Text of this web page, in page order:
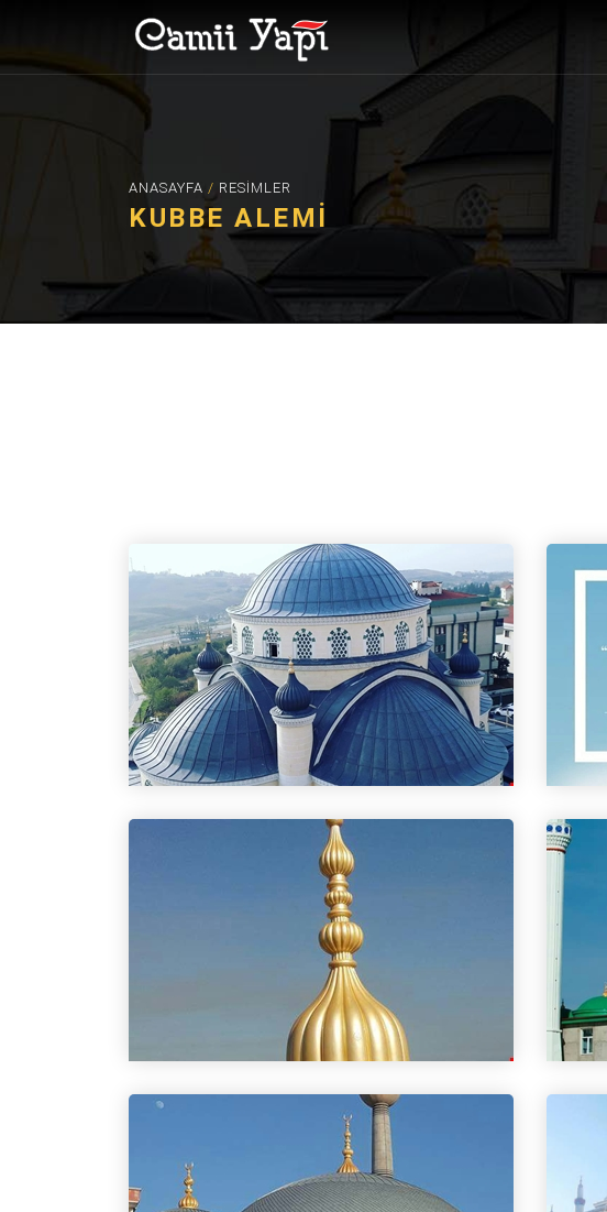
ANASAYFA / RESIMLER
KUBBE ALEMI